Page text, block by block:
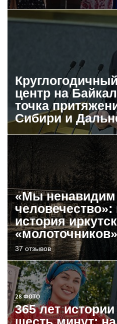
центр на
точка
Сибири и
«Мы ненавидим
история
«молоточников»
37 отзывов
28 ФОТО
365 лет